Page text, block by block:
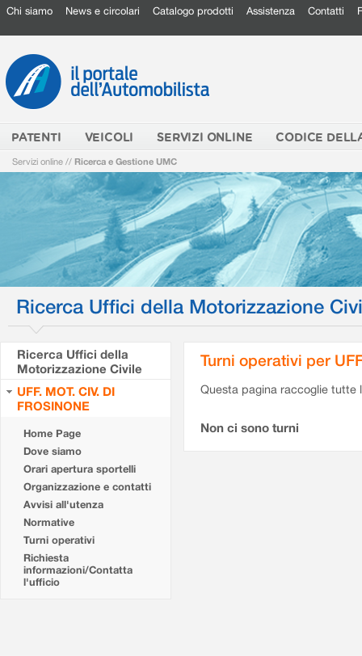
Chi siamo News e circolari Catalogo prodotti Assistenza Contatti
PATENTI VEICOLI SERVIZI ONLINE CODICE
Servizi online // Ricerca e Gestione UMC
Ricerca Uffici della Motorizzazione
Ricerca Uffici della
Motorizzazione Civile
UFF. MOT. CIV. DI
FROSINONE
Home Page
Dove siamo
Orari apertura sportelli
Organizzazione e contatti
Avvisi all'utenza
Normative
Turni operativi
Richiesta
informazioni/Contatta
l'ufficio
Turni operativi per
Questa pagina raccoglie tutte
Non ci sono turni